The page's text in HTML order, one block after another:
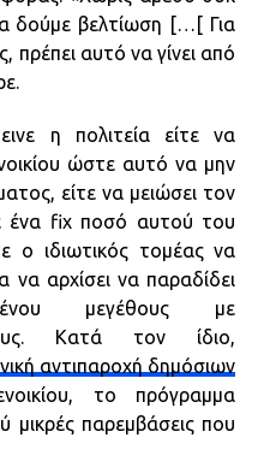
δούμε βελτίωση […[ Για
αυτό να γίνει από
η πολιτεία είτε να
ώστε αυτό να μην
είτε να μειώσει τον
ένα fix ποσό αυτού του
ο ιδιωτικός τομέας να
να αρχίσει να παραδίδει
μεγέθους με
Κατά τον ίδιο,
αντιπαροχή δημόσιων
το πρόγραμμα
μικρές παρεμβάσεις που